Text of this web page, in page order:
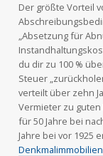
Der größte Vorteil
„Absetzung für
du dir zu 100 %
Steuer
verteilt über zehn
Vermieter zu
für 50 Jahre bei
Jahre bei vor 1925
Denkmalimmobilien